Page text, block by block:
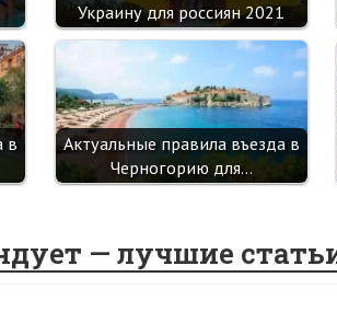
Украину для россиян 2021
в
Актуальные правила въезда в
Черногорию для…
— лучшие